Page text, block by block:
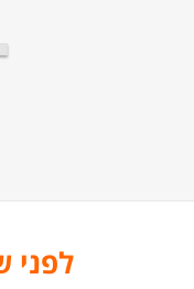
לפני